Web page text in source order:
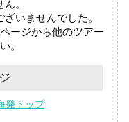
。
いませんでした。
ージから他のツアー
。
発トップ